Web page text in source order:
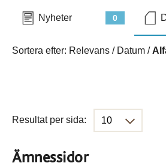
0
Nyheter
Sortera efter: Relevans / Datum /
Resultat per sida:
Ämnessidor